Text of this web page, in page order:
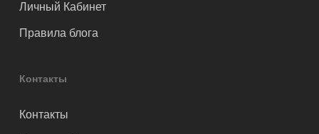
Личный Кабинет
Правила блога
Контакты
Контакты